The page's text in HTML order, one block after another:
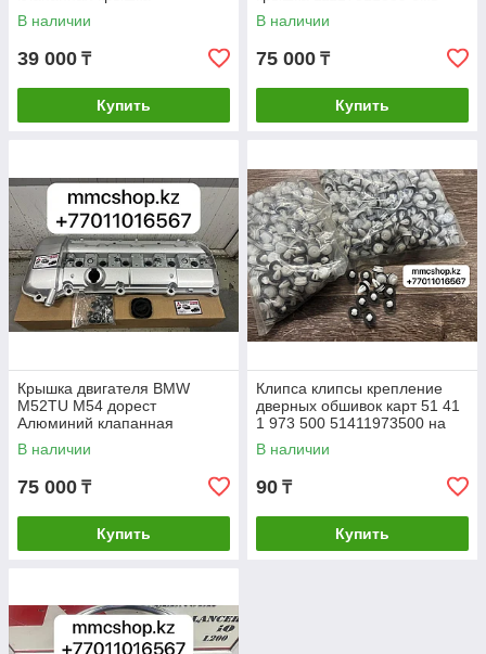
11121432928 бмв bmw
В наличии
39 000 ₸
Купить
bmw
В наличии
75 000 ₸
Купить
Крышка двигателя BMW
M52TU M54 дорест
Алюминий клапанная
крышка 11121432928 бмв
bmw
В наличии
75 000 ₸
Купить
Клипса клипсы крепление
дверных обшивок карт 51 41
1 973 500 51411973500 на
разные модели бмв BMW
Bmw bmw Бмв БМВ E39 e39
В наличии
90 ₸
Купить